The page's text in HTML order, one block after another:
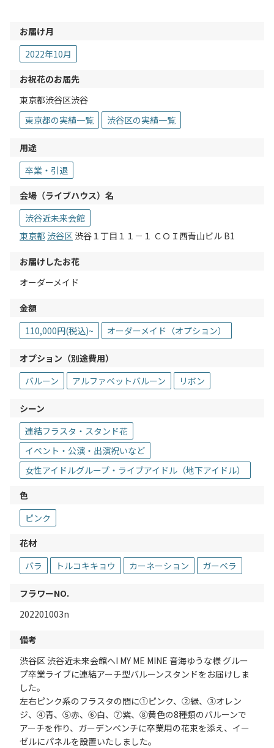
お届け月
2022年10月
お祝花のお届先
東京都渋谷区渋谷
東京都の実績一覧
渋谷区の実績一覧
用途
卒業・引退
会場（ライブハウス）名
渋谷近未来会館
東京都 渋谷区 渋谷１丁目１１－１ ＣＯＩ西青山ビル B1
お届けしたお花
オーダーメイド
金額
110,000円(税込)~
オーダーメイド（オプション）
オプション（別途費用）
バルーン
アルファベットバルーン リボン
シーン
連結フラスタ・スタンド花
イベント・公演・出演祝いなど
女性アイドルグループ・ライブアイドル（地下アイドル）
色
ピンク
花材
バラ
トルコキキョウ カーネーション ガーベラ
フラワーNO.
202201003n
備考
渋谷区 渋谷近未来会館へI MY ME MINE 音海ゆうな様 グルー
プ卒業ライブに連結アーチ型バルーンスタンドをお届けしま
した。
左右ピンク系のフラスタの間に①ピンク、②緑、③オレン
ジ、④青、⑤赤、⑥白、⑦紫、⑧黄色の8種類のバルーンで
アーチを作り、ガーデンベンチに卒業用の花束を添え、イー
ゼルにパネルを設置いたしました。